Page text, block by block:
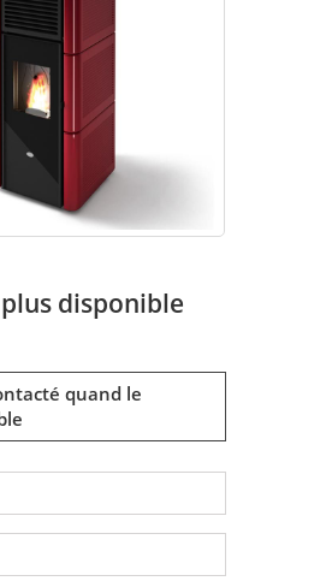
disponible
quand le